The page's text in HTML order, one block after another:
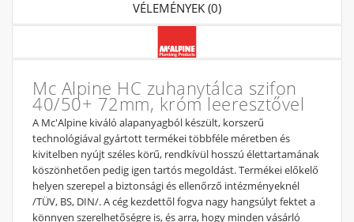
VÉLEMÉNYEK (0)
Mc Alpine HC zuhanytálca szifon
40/50+ 72mm, króm leeresztővel
A Mc'Alpine kiváló alapanyagból készült, korszerű
technológiával gyártott termékei többféle méretben és
kivitelben nyújt széles körű, rendkívül hosszú élettartamának
köszönhetően pedig igen tartós megoldást. Termékei előkelő
helyen szerepel a biztonsági és ellenőrző intézményeknél
/TÜV, BS, DIN/. A cég kezdettől fogva nagy hangsúlyt fektet a
könnyen szerelhetőségre is, és arra, hogy minden vásárló